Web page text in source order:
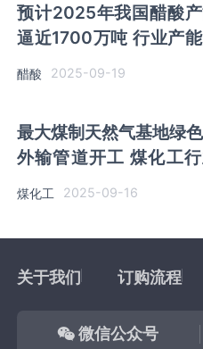
预计2025年我国醋酸
逼近1700万吨 行业产能
整合与升级
醋酸 2025-09-19
最大煤制天然气基地绿
外输管道开工 煤化工行
煤化工 2025-09-16
关于我们 订购流程
微信公众号